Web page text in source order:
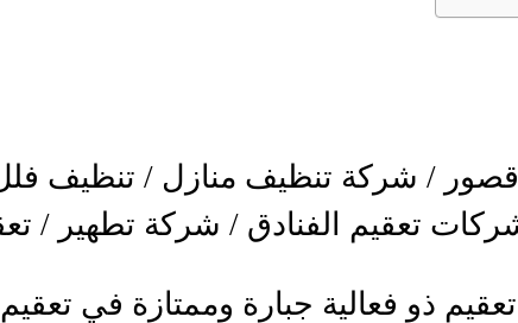
قصور / شركة تنظيف منازل / تنظيف
تعقيم الفنادق / شركة تطهير /
ذو فعالية جبارة وممتازة في تعقيم